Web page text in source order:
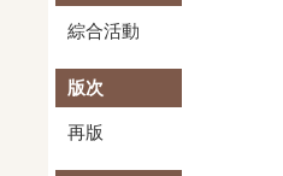
綜合活動
再版